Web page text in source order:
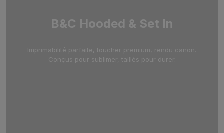
B&C Hooded & Set In
Imprimabilité parfaite, toucher premium, rendu canon.
Conçus pour sublimer, taillés pour durer.